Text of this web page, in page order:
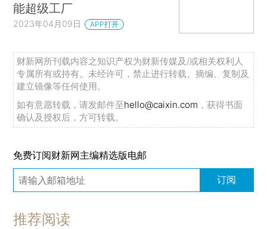
能超级工厂
2023年04月09日 APP打开
财新网所刊载内容之知识产权为财新传媒及/或相关权利人
专属所有或持有。未经许可，禁止进行转载、摘编、复制及
建立镜像等任何使用。
如有意愿转载，请发邮件至hello@caixin.com ，获得书面
确认及授权后，方可转载。
免费订阅财新网主编精选版电邮
订阅
推荐阅读